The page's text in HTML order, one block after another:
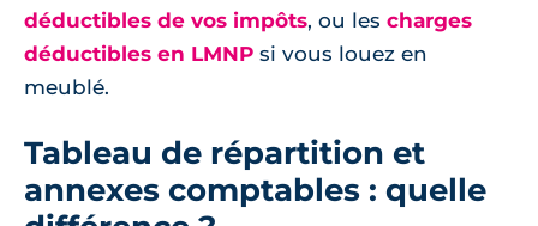
déductibles de vos impôts, ou les charges
déductibles en LMNP si vous louez en
meublé.
Tableau de répartition et
annexes comptables : quelle